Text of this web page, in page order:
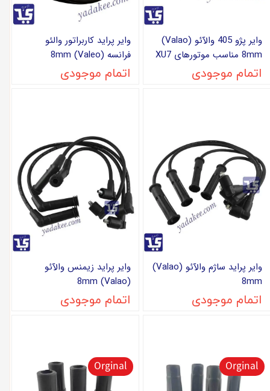
وایر پژو 405 والآئو (Valao)
8mm مناسب موتورهای XU7
اتمام موجودی
وایر پراید کاربراتور والئو
فرانسه (Valeo) 8mm
اتمام موجودی
وایر پراید ساژم والآئو (Valao)
8mm
اتمام موجودی
وایر پراید زیمنس والآئو
(Valao) 8mm
اتمام موجودی
Orginal
Orginal